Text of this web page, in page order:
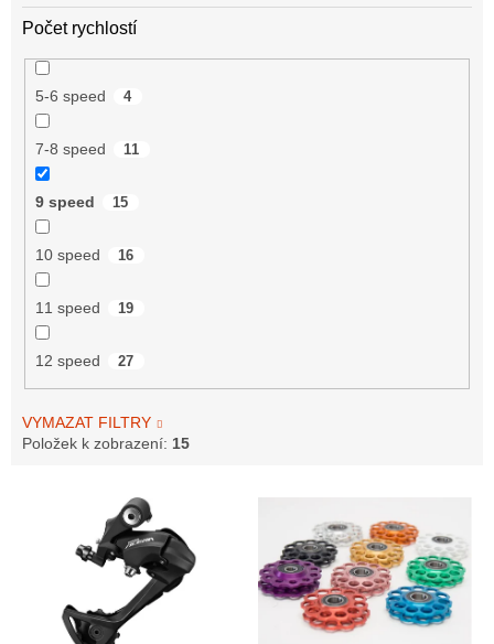
Počet rychlostí
5-6 speed 4
7-8 speed 11
9 speed 15
10 speed 16
11 speed 19
12 speed 27
VYMAZAT FILTRY
Položek k zobrazení: 15